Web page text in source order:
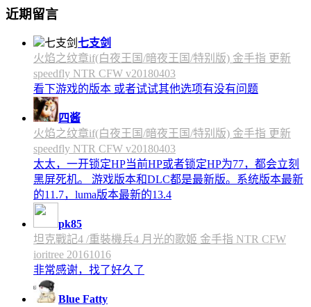
近期留言
七支剑
火焰之纹章if(白夜王国/暗夜王国/特别版) 金手指 更新
speedfly NTR CFW v20180403
看下游戏的版本 或者试试其他选项有没有问题
四酱
火焰之纹章if(白夜王国/暗夜王国/特别版) 金手指 更新
speedfly NTR CFW v20180403
太太，一开锁定HP当前HP或者锁定HP为77，都会立刻
黑屏死机。 游戏版本和DLC都是最新版。系统版本最新
的11.7，luma版本最新的13.4
pk85
坦克戰記4 /重裝機兵4 月光的歌姬 金手指 NTR CFW
ioritree 20161016
非常感谢，找了好久了
Blue Fatty